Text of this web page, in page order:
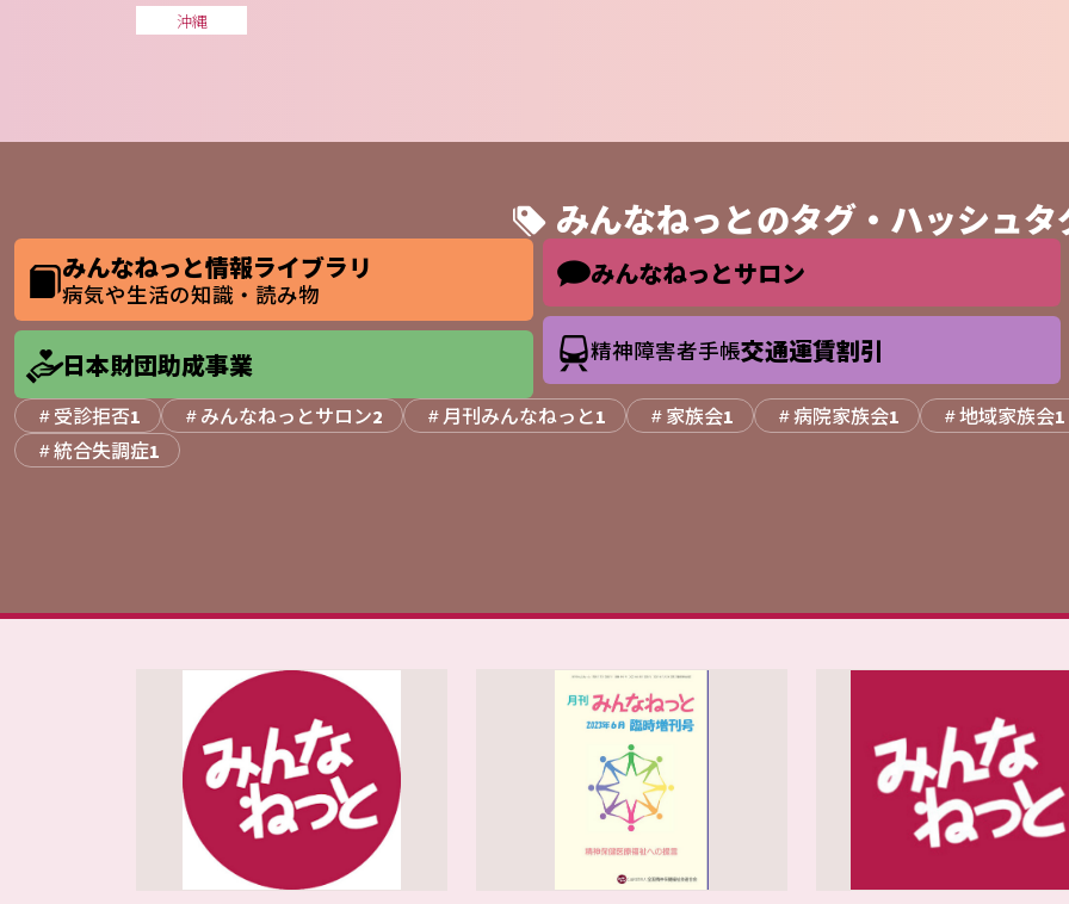
沖縄
みんなねっとのタグ・ハッシュタ
みんなねっと情報ライブラリ
病気や生活の知識・読み物
みんなねっとサロン
精神障害者手帳交通運賃割引
日本財団助成事業
受診拒否1 みんなねっとサロン2 月刊みんなねっと1 家族会1 病院家族会1 地域家族会1
統合失調症1